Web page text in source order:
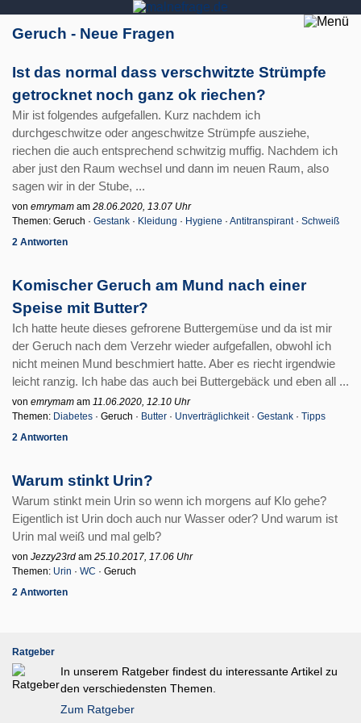
Geruch - Neue Fragen
Ist das normal dass verschwitzte Strümpfe
getrocknet noch ganz ok riechen?
Mir ist folgendes aufgefallen. Kurz nachdem ich
durchgeschwitze oder angeschwitze Strümpfe ausziehe,
riechen die auch entsprechend schwitzig muffig. Nachdem ich
aber just den Raum wechsel und dann im neuen Raum, also
sagen wir in der Stube, ...
von emrymam am 28.06.2020, 13.07 Uhr
Themen: Geruch · Gestank · Kleidung · Hygiene · Antitranspirant· Schweiß
2 Antworten
Komischer Geruch am Mund nach einer
Speise mit Butter?
Ich hatte heute dieses gefrorene Buttergemüse und da ist mir
der Geruch nach dem Verzehr wieder aufgefallen, obwohl ich
nicht meinen Mund beschmiert hatte. Aber es riecht irgendwie
leicht ranzig. Ich habe das auch bei Buttergebäck und eben all ...
von emrymam am 11.06.2020, 12.10 Uhr
Themen: Diabetes · Geruch · Butter · Unverträglichkeit· Gestank · Tipps
2 Antworten
Warum stinkt Urin?
Warum stinkt mein Urin so wenn ich morgens auf Klo gehe?
Eigentlich ist Urin doch auch nur Wasser oder? Und warum ist
Urin mal weiß und mal gelb?
von Jezzy23rd am 25.10.2017, 17.06 Uhr
Themen: Urin · WC · Geruch
2 Antworten
Ratgeber
In unserem Ratgeber findest du interessante Artikel zu
den verschiedensten Themen.
Zum Ratgeber